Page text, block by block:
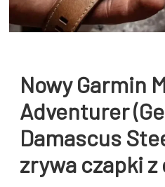
Nowy Garmin
Adventurer
Damascus
zrywa czapki z